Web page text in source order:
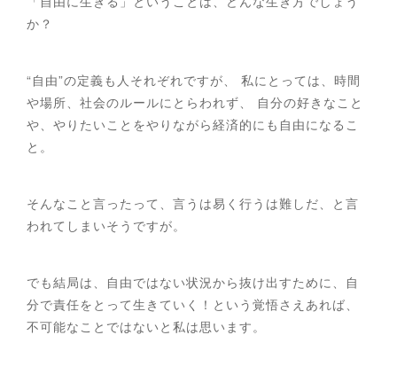
か？
“自由”の定義も人それぞれですが、 私にとっては、時間
や場所、社会のルールにとらわれず、 自分の好きなこと
や、やりたいことをやりながら経済的にも自由になるこ
と。
そんなこと言ったって、言うは易く行うは難しだ、と言
われてしまいそうですが。
でも結局は、自由ではない状況から抜け出すために、自
分で責任をとって生きていく！という覚悟さえあれば、
不可能なことではないと私は思います。